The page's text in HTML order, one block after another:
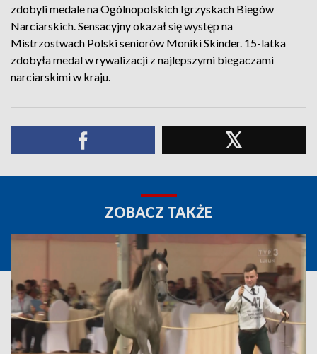
zdobyli medale na Ogólnopolskich Igrzyskach Biegów
Narciarskich. Sensacyjny okazał się występ na
Mistrzostwach Polski seniorów Moniki Skinder. 15-latka
zdobyła medal w rywalizacji z najlepszymi biegaczami
narciarskimi w kraju.
ZOBACZ TAKŻE